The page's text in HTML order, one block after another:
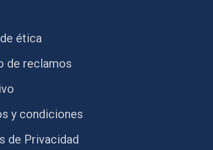
ética
de reclamos
y condiciones
de Privacidad